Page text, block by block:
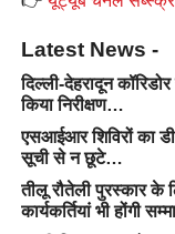
Latest News -
दिल्ली-देहरादून
किया निरीक्षण…
एसआईआर शिविरों का
सूची से न छूटे…
तीलू रौतेली पुरस्कार
कार्यकर्तियां भी होंगी